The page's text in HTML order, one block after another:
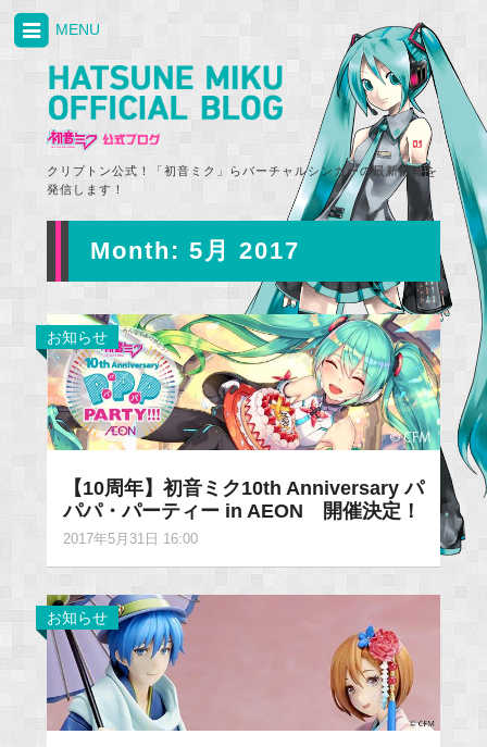
クリプトン公式！「初音ミク」らバーチャルシンガーの最新情報を
発信します！
MENU
Month: 5月 2017
お知らせ
【10周年】初音ミク10th Anniversary パ
パパ・パーティー in AEON 開催決定！
2017年5月31日 16:00
お知らせ